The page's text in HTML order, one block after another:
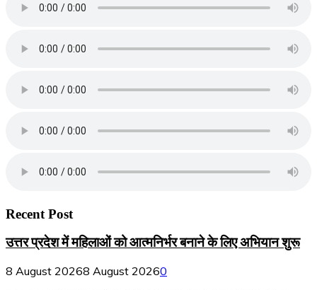
Recent Post
उत्तर प्रदेश में महिलाओं को आत्मनिर्भर बनाने के लिए अभियान शुरू
8 August 20268 August 20260